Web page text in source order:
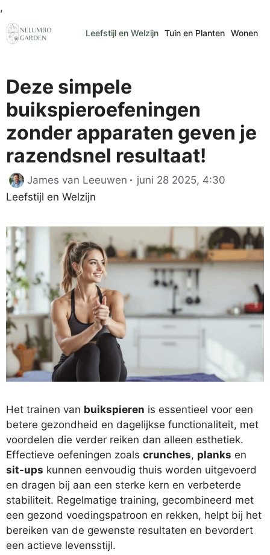
,
naar
de
Leefstijl en Welzijn Tuin en Planten Wonen
Deze simpele
buikspieroefeningen
zonder apparaten geven je
razendsnel resultaat!
James van Leeuwen juni 28 2025, 4:30
Leefstijl en Welzijn
Het trainen van buikspieren is essentieel voor een
betere gezondheid en dagelijkse functionaliteit, met
voordelen die verder reiken dan alleen esthetiek.
Effectieve oefeningen zoals crunches, planks en
sit-ups kunnen eenvoudig thuis worden uitgevoerd
en dragen bij aan een sterke kern en verbeterde
stabiliteit. Regelmatige training, gecombineerd met
een gezond voedingspatroon en rekken, helpt bij het
bereiken van de gewenste resultaten en bevordert
een actieve levensstijl.